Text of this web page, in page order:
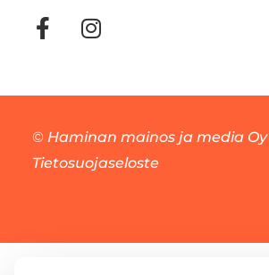
© Haminan mainos ja media Oy
Tietosuojaseloste